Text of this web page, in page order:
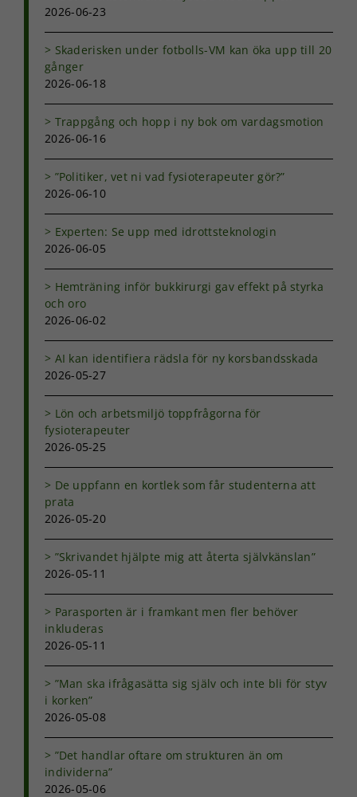
2026-06-23
Skaderisken under fotbolls-VM kan öka upp till 20
gånger
2026-06-18
Trappgång och hopp i ny bok om vardagsmotion
2026-06-16
”Politiker, vet ni vad fysioterapeuter gör?”
2026-06-10
Experten: Se upp med idrottsteknologin
2026-06-05
Hemträning inför bukkirurgi gav effekt på styrka
och oro
2026-06-02
AI kan identifiera rädsla för ny korsbandsskada
2026-05-27
Lön och arbetsmiljö toppfrågorna för
fysioterapeuter
2026-05-25
De uppfann en kortlek som får studenterna att
prata
2026-05-20
”Skrivandet hjälpte mig att återta självkänslan”
2026-05-11
Parasporten är i framkant men fler behöver
inkluderas
2026-05-11
”Man ska ifrågasätta sig själv och inte bli för styv
i korken”
2026-05-08
”Det handlar oftare om strukturen än om
individerna”
2026-05-06
Dessa kakor
välja bort. De
behövs för
att hemsidan
fungera.
Statistik
För att vi ska
och
hemsidan
används.
Upplevelse
prestera så
bra som
de här
kakorna